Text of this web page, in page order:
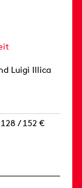
Luigi Illica
/ 152 €